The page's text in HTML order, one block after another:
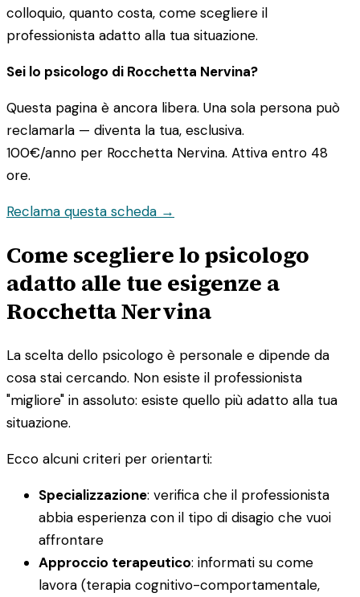
colloquio, quanto costa, come scegliere il
professionista adatto alla tua situazione.
Sei lo psicologo di Rocchetta Nervina?
Questa pagina è ancora libera. Una sola persona può
reclamarla — diventa la tua, esclusiva.
100€/anno per Rocchetta Nervina. Attiva entro 48
ore.
Reclama questa scheda →
Come scegliere lo psicologo
adatto alle tue esigenze a
Rocchetta Nervina
La scelta dello psicologo è personale e dipende da
cosa stai cercando. Non esiste il professionista
"migliore" in assoluto: esiste quello più adatto alla tua
situazione.
Ecco alcuni criteri per orientarti:
Specializzazione: verifica che il professionista
abbia esperienza con il tipo di disagio che vuoi
affrontare
Approccio terapeutico: informati su come
lavora (terapia cognitivo-comportamentale,